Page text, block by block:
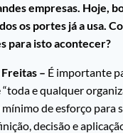
empresas. Hoje,
os portes já a usa.
para isto acontecer?
– É importante
e qualquer
de esforço para
decisão e